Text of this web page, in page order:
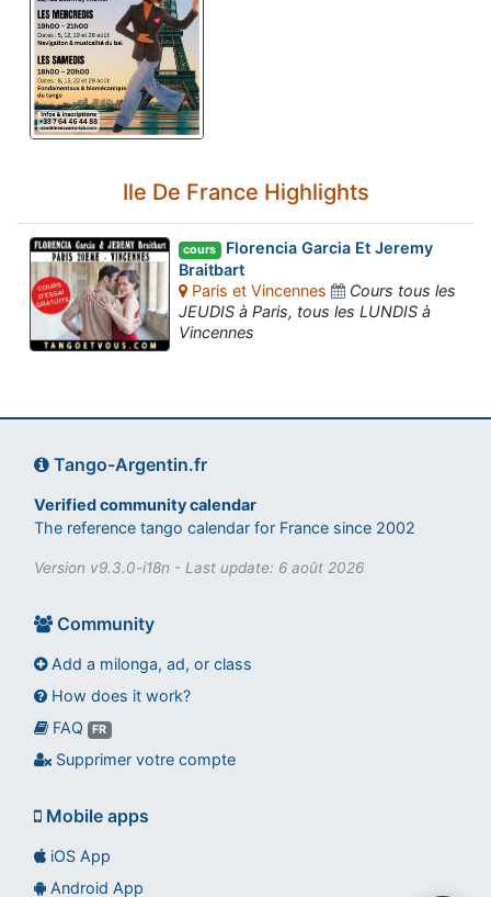
Ile De France Highlights
cours Florencia Garcia Et Jeremy
Braitbart
Paris et Vincennes
Cours tous les
JEUDIS à Paris, tous les LUNDIS à
Vincennes
Tango-Argentin.fr
Verified community calendar
The reference tango calendar for France since 2002
Version v9.3.0-i18n - Last update: 6 août 2026
Community
Add a milonga, ad, or class
How does it work?
FAQ
FR
Supprimer votre compte
Mobile apps
iOS App
Android App
Assistant tango-argentin.fr
Questions sur les milongas, cours et stages